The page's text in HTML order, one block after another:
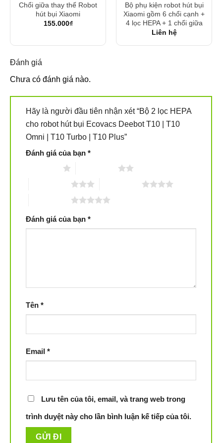
Chổi giữa thay thế Robot
hút bụi Xiaomi
155.000₫
Bộ phụ kiện robot hút bụi
Xiaomi gồm 6 chổi cạnh +
4 lọc HEPA + 1 chổi giữa
Liên hệ
Đánh giá
Chưa có đánh giá nào.
Hãy là người đầu tiên nhận xét “Bộ 2 lọc HEPA
cho robot hút bụi Ecovacs Deebot T10 | T10
Omni | T10 Turbo | T10 Plus”
Đánh giá của bạn *
Đánh giá của bạn *
Tên *
Email *
Lưu tên của tôi, email, và trang web trong
trình duyệt này cho lần bình luận kế tiếp của tôi.